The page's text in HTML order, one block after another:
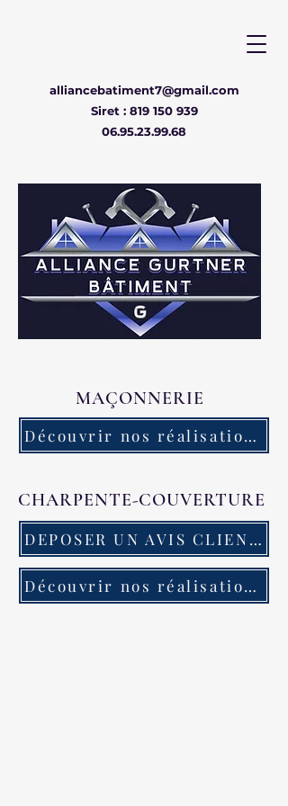
Découvrir nos réalisations en charpente-couverture
Découvrir nos réalisations en maçonnerie
MAÇONNERIE
CHARPENTE-COUVERTURE
alliancebatiment7@gmail.com
Siret : 819 150 939
06.95.23.99.68
DEPOSER UN AVIS CLIENTS ( via GOOGLE )